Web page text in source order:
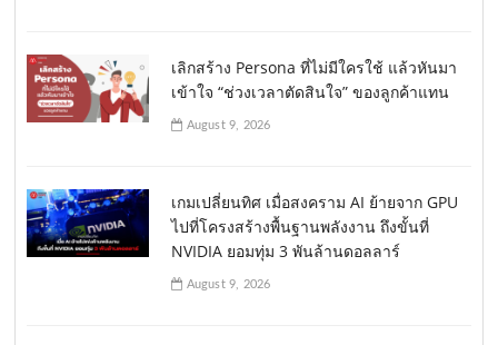
เลิกสร้าง Persona ที่ไม่มีใครใช้ แล้วหันมา
เข้าใจ “ช่วงเวลาตัดสินใจ” ของลูกค้าแทน
August 9, 2026
เกมเปลี่ยนทิศ เมื่อสงคราม AI ย้ายจาก GPU
ไปที่โครงสร้างพื้นฐานพลังงาน ถึงขั้นที่
NVIDIA ยอมทุ่ม 3 พันล้านดอลลาร์
August 9, 2026